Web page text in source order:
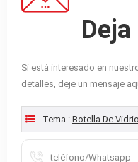
Si está interesado en
detalles, deje un mensaje
Tema : Botella De